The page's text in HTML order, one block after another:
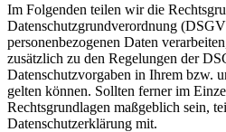
Im Folgenden teilen wir die
Datenschutzgrundverordnung
personenbezogenen Daten
zusätzlich zu den Regelungen der
Datenschutzvorgaben in Ihrem bzw.
gelten können. Sollten ferner im
Rechtsgrundlagen maßgeblich sein,
Datenschutzerklärung mit.